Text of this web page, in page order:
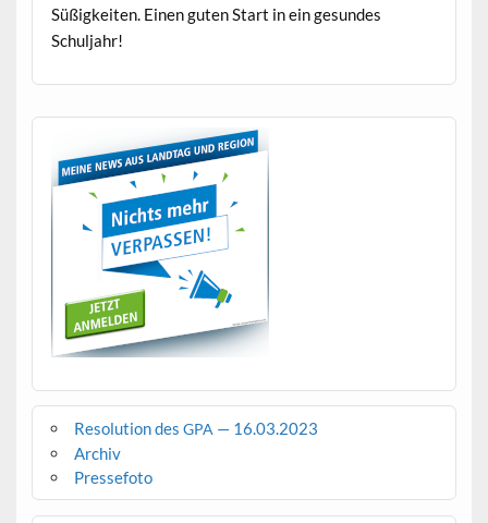
Süßigkeit­en. Einen guten Start in ein gesun­des
Schuljahr!
Resolution des GPA — 16.03.2023
Archiv
Pressefoto